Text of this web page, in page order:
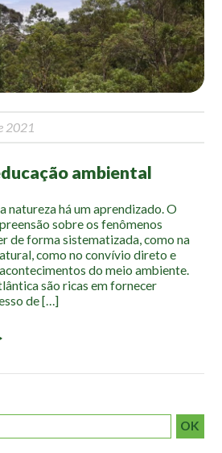
2021
ambiental
natureza há um aprendizado. O
sobre os fenômenos
de forma sistematizada, como na
como no convívio direto e
do meio ambiente.
são ricas em fornecer
de […]
OK